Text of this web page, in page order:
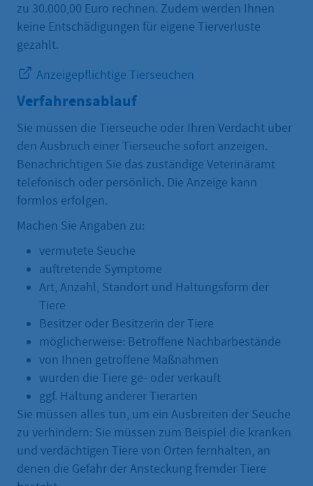
zu 30.000,00 Euro rechnen. Zudem werden Ihnen
keine Entschädigungen für eigene Tierverluste
gezahlt.
Anzeigepflichtige Tierseuchen
Verfahrensablauf
Sie müssen die Tierseuche oder Ihren Verdacht über
den Ausbruch einer Tierseuche sofort anzeigen.
Benachrichtigen Sie das zuständige Veterinäramt
telefonisch oder persönlich. Die Anzeige kann
formlos erfolgen.
Machen Sie Angaben zu:
vermutete Seuche
auftretende Symptome
Art, Anzahl, Standort und Haltungsform der
Tiere
Besitzer oder Besitzerin der Tiere
möglicherweise: Betroffene Nachbarbestände
von Ihnen getroffene Maßnahmen
wurden die Tiere ge- oder verkauft
ggf. Haltung anderer Tierarten
Sie müssen alles tun, um ein Ausbreiten der Seuche
zu verhindern: Sie müssen zum Beispiel die kranken
und verdächtigen Tiere von Orten fernhalten, an
denen die Gefahr der Ansteckung fremder Tiere